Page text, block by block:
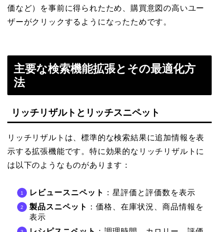
価など）を事前に得られたため、購買意図の高いユー
ザーがクリックするようになったためです。
主要な検索機能拡張とその最適化方
法
リッチリザルトとリッチスニペット
リッチリザルトは、標準的な検索結果に追加情報を表
示する拡張機能です。特に効果的なリッチリザルトに
は以下のようなものがあります：
レビュースニペット
：星評価と評価数を表示
製品スニペット
：価格、在庫状況、商品情報を
表示